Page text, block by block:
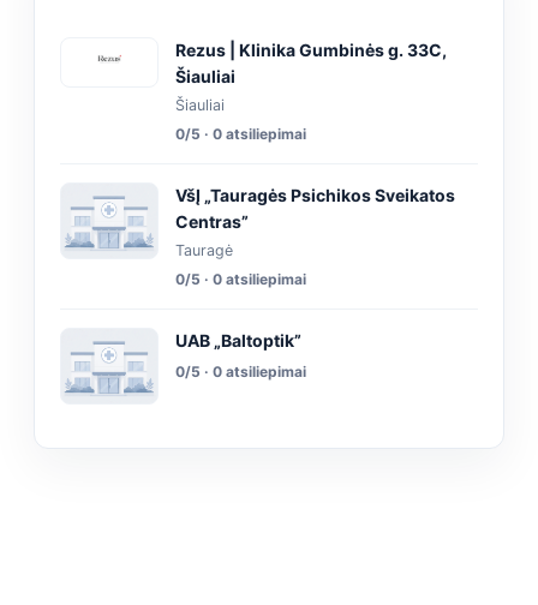
Rezus | Klinika Gumbinės g. 33C,
Šiauliai
Šiauliai
0/5 · 0 atsiliepimai
VšĮ „Tauragės Psichikos Sveikatos
Centras”
Tauragė
0/5 · 0 atsiliepimai
UAB „Baltoptik”
0/5 · 0 atsiliepimai